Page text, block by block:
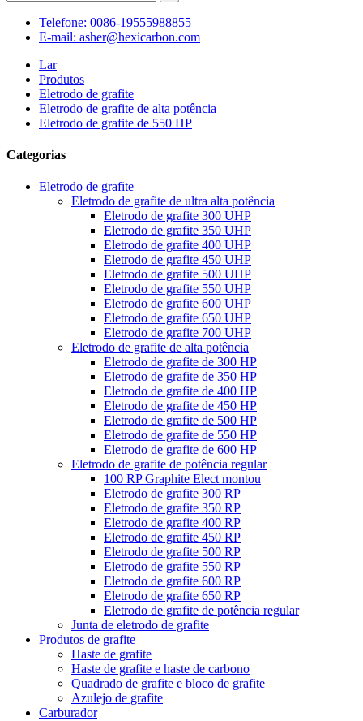
Telefone: 0086-19555988855
E-mail: asher@hexicarbon.com
Lar
Produtos
Eletrodo de grafite
Eletrodo de grafite de alta potência
Eletrodo de grafite de 550 HP
Categorias
Eletrodo de grafite
Eletrodo de grafite de ultra alta potência
Eletrodo de grafite 300 UHP
Eletrodo de grafite 350 UHP
Eletrodo de grafite 400 UHP
Eletrodo de grafite 450 UHP
Eletrodo de grafite 500 UHP
Eletrodo de grafite 550 UHP
Eletrodo de grafite 600 UHP
Eletrodo de grafite 650 UHP
Eletrodo de grafite 700 UHP
Eletrodo de grafite de alta potência
Eletrodo de grafite de 300 HP
Eletrodo de grafite de 350 HP
Eletrodo de grafite de 400 HP
Eletrodo de grafite de 450 HP
Eletrodo de grafite de 500 HP
Eletrodo de grafite de 550 HP
Eletrodo de grafite de 600 HP
Eletrodo de grafite de potência regular
100 RP Graphite Elect montou
Eletrodo de grafite 300 RP
Eletrodo de grafite 350 RP
Eletrodo de grafite 400 RP
Eletrodo de grafite 450 RP
Eletrodo de grafite 500 RP
Eletrodo de grafite 550 RP
Eletrodo de grafite 600 RP
Eletrodo de grafite 650 RP
Eletrodo de grafite de potência regular
Junta de eletrodo de grafite
Produtos de grafite
Haste de grafite
Haste de grafite e haste de carbono
Quadrado de grafite e bloco de grafite
Azulejo de grafite
Carburador